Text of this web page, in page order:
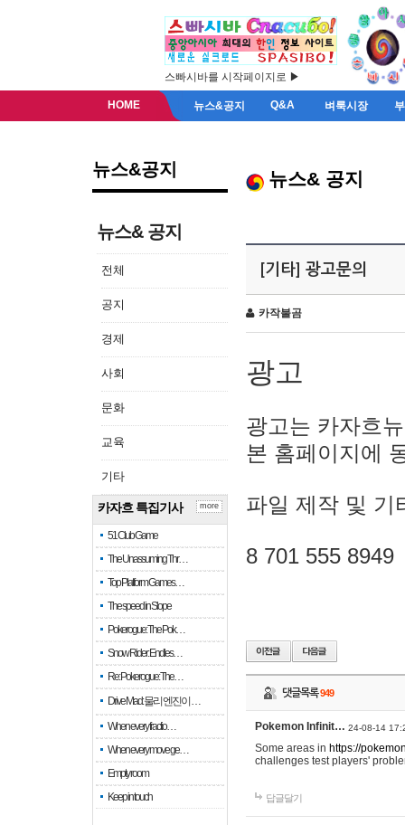
스빠시바를 시작페이지로 ▶
HOME 뉴스&공지 Q&A 벼룩시장
뉴스&공지
뉴스& 공지
전체
공지
경제
사회
문화
교육
기타
카자흐 특집기사
51 Club Game
The Unassuming Thr…
Top Platform Games…
The speed in Slope
Pokerogue: The Pok…
Snow Rider: Endles…
Re: Pokerogue: The…
Drive Mad: 물리 엔진이 …
When every fractio…
When every move ge…
Empty room
Keep in touch
more
뉴스& 공지
[기타] 광고문의
카작불곰
광고
광고는 카자흐
본 홈페이지에
파일 제작 및 기
8 701 555 8949
댓글목록949
Pokemon Infinit… 24-08-14
Some areas in https://
challenges test players'
답글달기